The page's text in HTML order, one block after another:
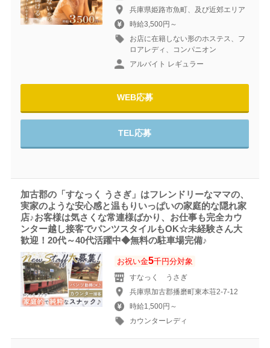
兵庫県姫路市魚町、及び近郊エリア
時給3,500円～
お店に在籍しない形のホステス、フ
ロアレディ、コンパニオン
アルバイト レギュラー
WEB応募
TEL応募
加古郡の「すなっく うさぎ」はフレンドリーなママの、
実家のような安心感と温もりいっぱいの家庭的な隠れ家
店♪お客様は気さくな常連様ばかり、お仕事も完全カウ
ンター越し接客でパンツスタイルもOK☆未経験さん大
歓迎！20代～40代活躍中◆無料の駐車場完備♪
お祝い金5千円分対象
すなっく うさぎ
兵庫県加古郡播磨町東本荘2-7-12
時給1,500円～
カウンターレディ